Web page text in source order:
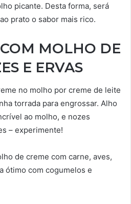
picante. Desta forma, será
prato o sabor mais rico.
MOLHO DE
E ERVAS
no molho por creme de leite
torrada para engrossar. Alho
ao molho, e nozes
– experimente!
de creme com carne, aves,
ótimo com cogumelos e